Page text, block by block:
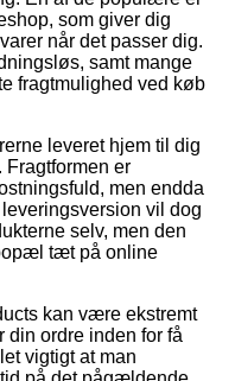
som giver dig
når det passer dig.
samt mange
fragtmulighed ved køb
leveret hjem til dig
Fragtformen er
men endda
vil dog
selv, men den
tæt på online
kan være ekstremt
din ordre inden for få
vigtigt at man